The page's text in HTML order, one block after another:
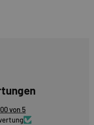
von 5